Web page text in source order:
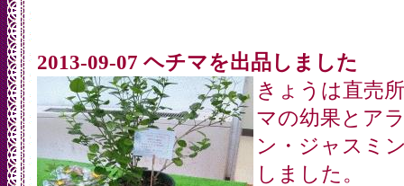
2013-09-07 ヘチマを出品しました
きょうは直売
マの幼果とア
ン・ジャスミ
しました。